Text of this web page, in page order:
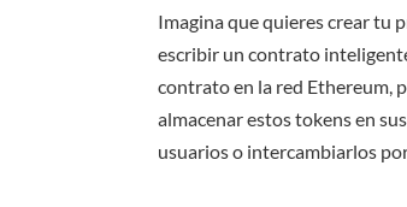
Imagina que quieres crear tu
escribir un contrato
contrato en la red Ethereum,
almacenar estos tokens en
usuarios o intercambiarlos